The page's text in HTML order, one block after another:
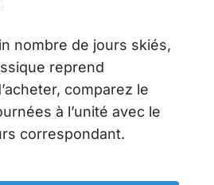
nombre de jours skiés,
reprend
comparez le
à l’unité avec le
correspondant.